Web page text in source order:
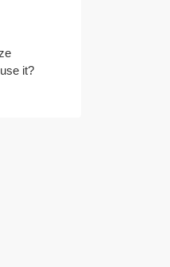
it?